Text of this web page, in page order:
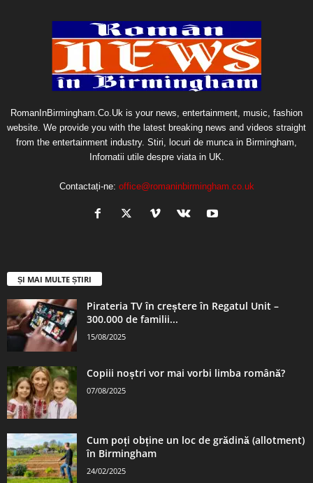
RomanInBirmingham.Co.Uk is your news, entertainment, music, fashion
website. We provide you with the latest breaking news and videos straight
from the entertainment industry. Stiri, locuri de munca in Birmingham,
Infornatii utile despre viata in UK.
Contactați-ne: office@romaninbirmingham.co.uk
ȘI MAI MULTE ȘTIRI
Pirateria TV în creștere în Regatul Unit –
300.000 de familii...
15/08/2025
Copiii noștri vor mai vorbi limba română?
07/08/2025
Cum poți obține un loc de grădină (allotment)
în Birmingham
24/02/2025